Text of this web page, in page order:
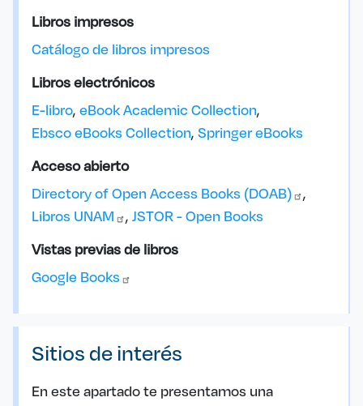
Libros impresos
Catálogo de libros impresos
Libros electrónicos
E-libro eBook Academic Collection
Ebsco eBooks Collection Springer eBooks
Acceso abierto
Directory of Open Access Books(DOAB)
LibrosUNAM
JSTOR - Open Books
Vistas previas de libros
Google Books
Sitios de interés
En este apartado te presentamos una